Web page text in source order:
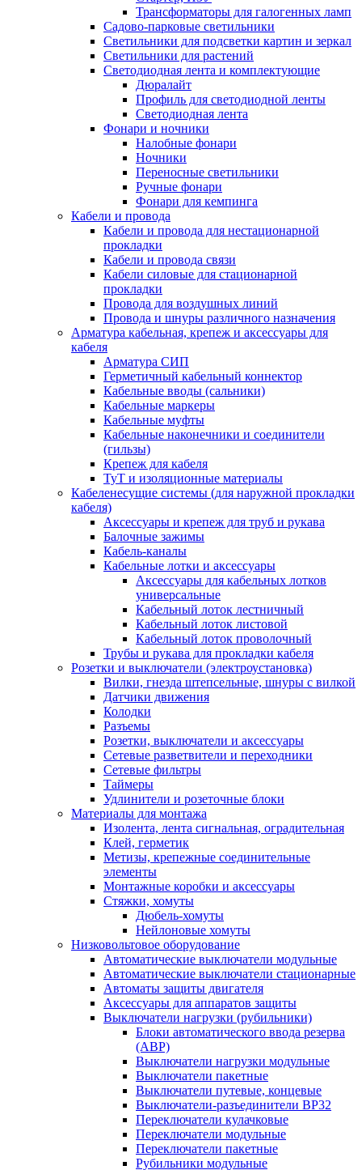
Трансформаторы для галогенных ламп
Садово-парковые светильники
Светильники для подсветки картин и зеркал
Светильники для растений
Светодиодная лента и комплектующие
Дюралайт
Профиль для светодиодной ленты
Светодиодная лента
Фонари и ночники
Налобные фонари
Ночники
Переносные светильники
Ручные фонари
Фонари для кемпинга
Кабели и провода
Кабели и провода для нестационарной
прокладки
Кабели и провода связи
Кабели силовые для стационарной
прокладки
Провода для воздушных линий
Провода и шнуры различного назначения
Арматура кабельная, крепеж и аксессуары для
кабеля
Арматура СИП
Герметичный кабельный коннектор
Кабельные вводы (сальники)
Кабельные маркеры
Кабельные муфты
Кабельные наконечники и соединители
(гильзы)
Крепеж для кабеля
ТуТ и изоляционные материалы
Кабеленесущие системы (для наружной прокладки
кабеля)
Аксессуары и крепеж для труб и рукава
Балочные зажимы
Кабель-каналы
Кабельные лотки и аксессуары
Аксессуары для кабельных лотков
универсальные
Кабельный лоток лестничный
Кабельный лоток листовой
Кабельный лоток проволочный
Трубы и рукава для прокладки кабеля
Розетки и выключатели (электроустановка)
Вилки, гнезда штепсельные, шнуры с вилкой
Датчики движения
Колодки
Разъемы
Розетки, выключатели и аксессуары
Сетевые разветвители и переходники
Сетевые фильтры
Таймеры
Удлинители и розеточные блоки
Материалы для монтажа
Изолента, лента сигнальная, оградительная
Клей, герметик
Метизы, крепежные соединительные
элементы
Монтажные коробки и аксессуары
Стяжки, хомуты
Дюбель-хомуты
Нейлоновые хомуты
Низковольтовое оборудование
Автоматические выключатели модульные
Автоматические выключатели стационарные
Автоматы защиты двигателя
Аксессуары для аппаратов защиты
Выключатели нагрузки (рубильники)
Блоки автоматического ввода резерва
(АВР)
Выключатели нагрузки модульные
Выключатели пакетные
Выключатели путевые, концевые
Выключатели-разъединители ВР32
Переключатели кулачковые
Переключатели модульные
Переключатели пакетные
Рубильники модульные